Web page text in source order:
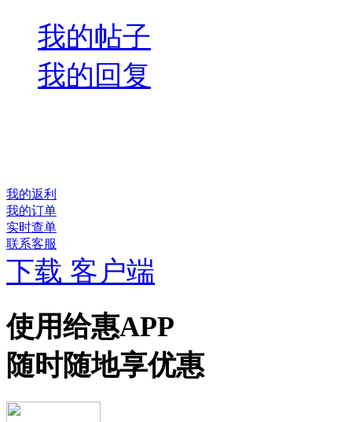
我的帖子
我的回复
我的返利
我的订单
实时查单
联系客服
下载 客户端
使用给惠APP
随时随地享优惠